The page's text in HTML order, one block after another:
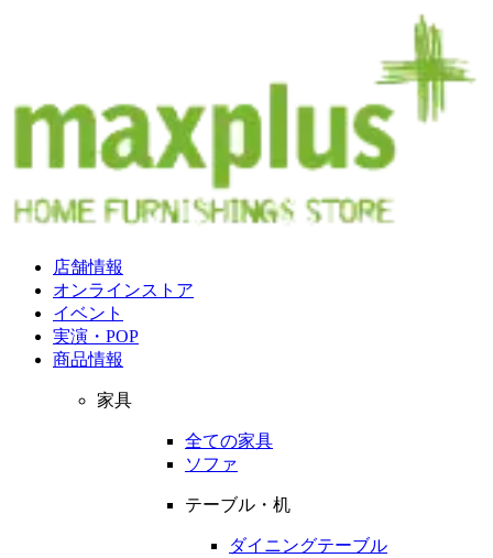
店舗情報
オンラインストア
イベント
実演・POP
商品情報
家具
全ての家具
ソファ
テーブル・机
ダイニングテーブル